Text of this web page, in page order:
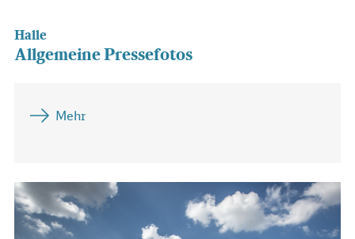
Halle
Allgemeine Pressefotos
Mehr